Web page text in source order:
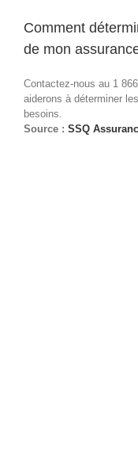
Comment
de mon
Contactez-nous au 1
aiderons à déterminer
besoins.
Source : SSQ